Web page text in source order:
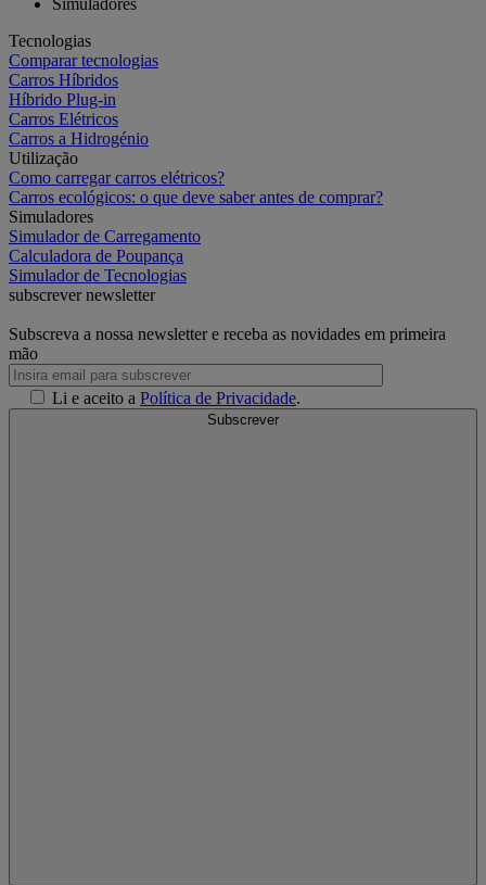
Simuladores
Tecnologias
Comparar tecnologias
Carros Híbridos
Híbrido Plug-in
Carros Elétricos
Carros a Hidrogénio
Utilização
Como carregar carros elétricos?
Carros ecológicos: o que deve saber antes de comprar?
Simuladores
Simulador de Carregamento
Calculadora de Poupança
Simulador de Tecnologias
subscrever newsletter
Subscreva a nossa newsletter e receba as novidades em primeira
mão
Li e aceito a Política de Privacidade.
Subscrever